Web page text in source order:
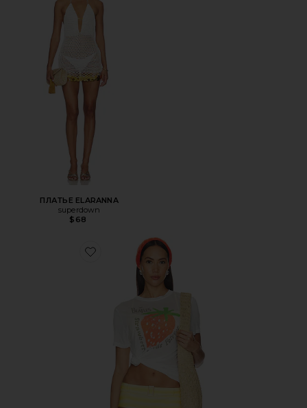
ПЛАТЬЕ ELARANNA
superdown
$68
Favorite ФУТБОЛКА THE BEATLES STRAWBERRY FIELDS